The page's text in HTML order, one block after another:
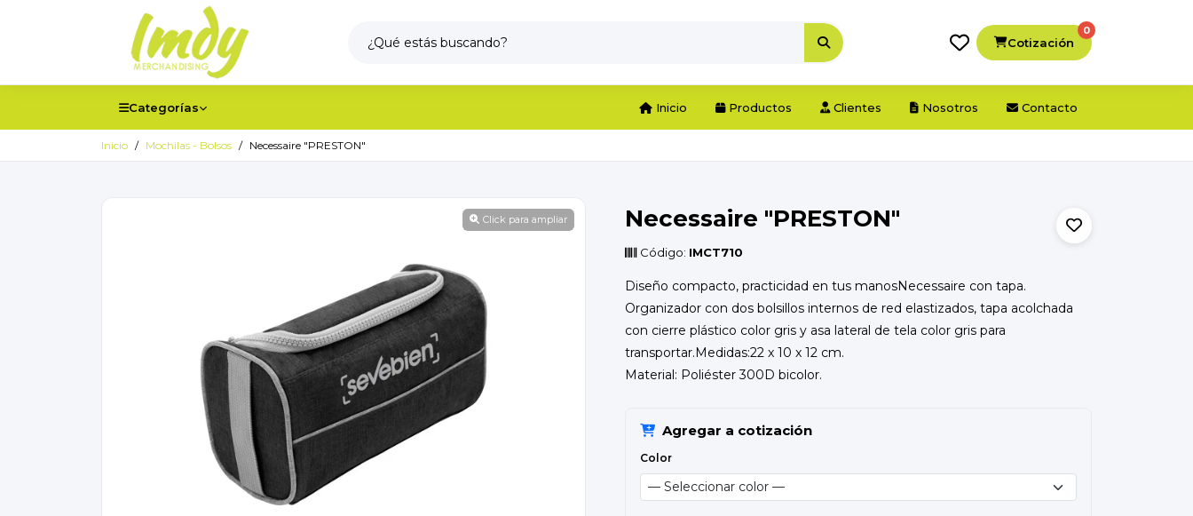
Cotización
0
Categorías Inicio Productos Clientes Nosotros Contacto
Inicio Mochilas - Bolsos Necessaire "PRESTON"
Click para ampliar Necessaire "PRESTON"
Código: IMCT710
Diseño compacto, practicidad en tus manosNecessaire con tapa.
Organizador con dos bolsillos internos de red elastizados, tapa acolchada
con cierre plástico color gris y asa lateral de tela color gris para
transportar.Medidas:22 x 10 x 12 cm.
Material: Poliéster 300D bicolor.
Agregar a cotización
Color